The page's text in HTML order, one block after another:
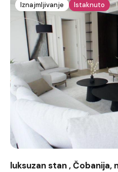
Iznajmljivanje Istaknuto
luksuzan stan , Čobanija,